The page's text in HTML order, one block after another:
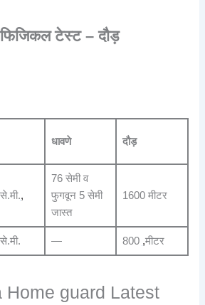
फिजिकल टेस्ट –दौड़
धावणे दौड़
,
76 सेमी व
फुगवून 5 सेमी
जास्त
1600 मीटर
— 800 ,मीटर
Home guard Latest